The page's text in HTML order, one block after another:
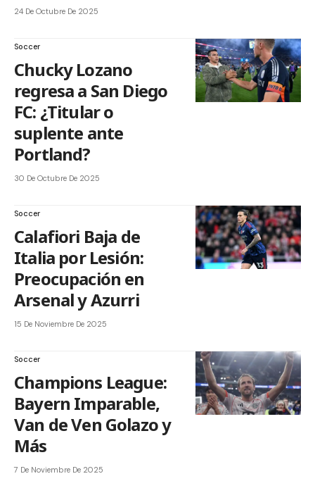
24 De Octubre De 2025
Soccer
Chucky Lozano
regresa a San Diego
FC: ¿Titular o
suplente ante
Portland?
30 De Octubre De 2025
Soccer
Calafiori Baja de
Italia por Lesión:
Preocupación en
Arsenal y Azurri
15 De Noviembre De 2025
Soccer
Champions League:
Bayern Imparable,
Van de Ven Golazo y
Más
7 De Noviembre De 2025